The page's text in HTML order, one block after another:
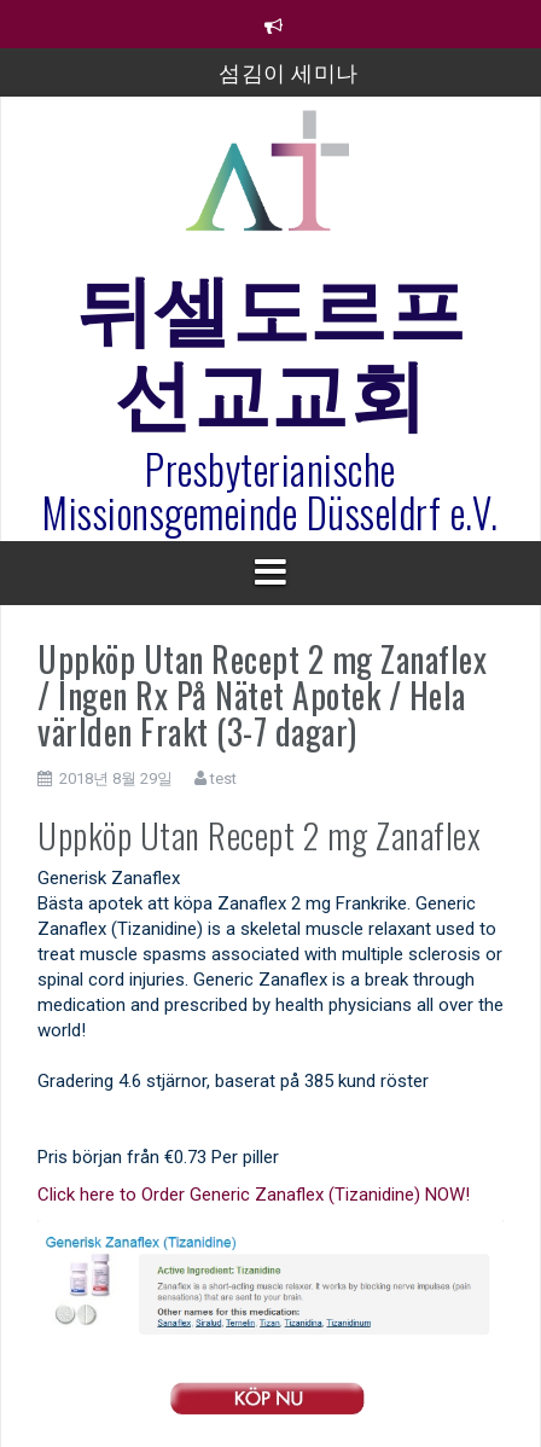
섬김이 세미나
김태희 자매 졸업연주
2023년 어린이 주일 유초등부 발표
라합3 나라 봉헌송
은퇴사-우선화 권사
20260322 주안에 가만히 머물기(요한복음 15:1-17) 손
훈목사
뒤셀도르프
선교교회
Presbyterianische
Missionsgemeinde Düsseldrf e.V.
Uppköp Utan Recept 2 mg Zanaflex
/ Ingen Rx På Nätet Apotek / Hela
världen Frakt (3-7 dagar)
2018년 8월 29일 test
Uppköp Utan Recept 2 mg Zanaflex
Generisk Zanaflex
Bästa apotek att köpa Zanaflex 2 mg Frankrike. Generic
Zanaflex (Tizanidine) is a skeletal muscle relaxant used to
treat muscle spasms associated with multiple sclerosis or
spinal cord injuries. Generic Zanaflex is a break through
medication and prescribed by health physicians all over the
world!
Gradering 4.6 stjärnor, baserat på 385 kund röster
Pris början från €0.73 Per piller
Click here to Order Generic Zanaflex (Tizanidine) NOW!